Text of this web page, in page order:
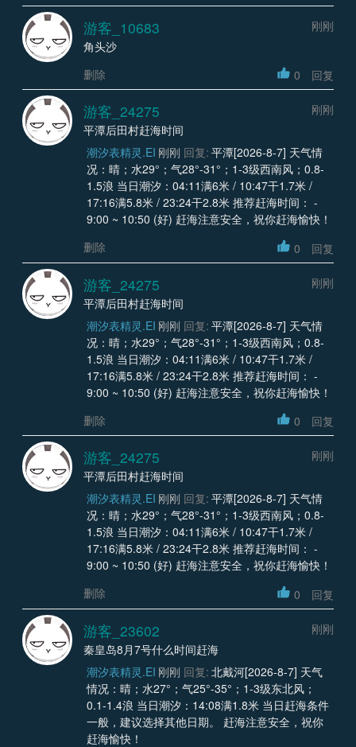
游客_10683
刚刚
角头沙
删除
0 回复
游客_24275
刚刚
平潭后田村赶海时间
潮汐表精灵.EI 刚刚 回复: 平潭[2026-8-7] 天气情
况：晴；水29°；气28°-31°；1-3级西南风；0.8-
1.5浪 当日潮汐：04:11满6米 / 10:47干1.7米 /
17:16满5.8米 / 23:24干2.8米 推荐赶海时间： -
9:00 ~ 10:50 (好) 赶海注意安全，祝你赶海愉快！
删除
0 回复
游客_24275
刚刚
平潭后田村赶海时间
潮汐表精灵.EI 刚刚 回复: 平潭[2026-8-7] 天气情
况：晴；水29°；气28°-31°；1-3级西南风；0.8-
1.5浪 当日潮汐：04:11满6米 / 10:47干1.7米 /
17:16满5.8米 / 23:24干2.8米 推荐赶海时间： -
9:00 ~ 10:50 (好) 赶海注意安全，祝你赶海愉快！
删除
0 回复
游客_24275
刚刚
平潭后田村赶海时间
潮汐表精灵.EI 刚刚 回复: 平潭[2026-8-7] 天气情
况：晴；水29°；气28°-31°；1-3级西南风；0.8-
1.5浪 当日潮汐：04:11满6米 / 10:47干1.7米 /
17:16满5.8米 / 23:24干2.8米 推荐赶海时间： -
9:00 ~ 10:50 (好) 赶海注意安全，祝你赶海愉快！
删除
0 回复
游客_23602
刚刚
秦皇岛8月7号什么时间赶海
潮汐表精灵.EI 刚刚 回复: 北戴河[2026-8-7] 天气
情况：晴；水27°；气25°-35°；1-3级东北风；
0.1-1.4浪 当日潮汐：14:08满1.8米 当日赶海条件
一般，建议选择其他日期。 赶海注意安全，祝你
赶海愉快！